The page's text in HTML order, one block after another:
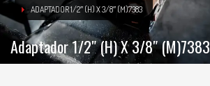
ADAPTADOR 1/2″ (H) X 3/8″ (M)7383
Adaptador 1/2″ (H) X 3/8″ (M)7383